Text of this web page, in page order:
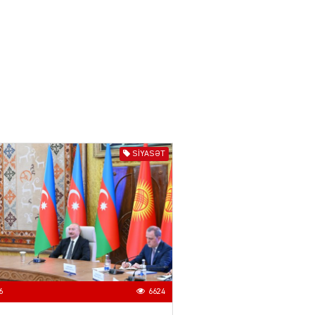
04.08.2026 5485
Sədərəkdən Culfaya icra
başçısı göndərildi
04.08.2026 4395
SIYASƏT
6624